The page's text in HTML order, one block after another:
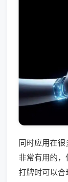
同时应用在
非常有用的
打牌时可以